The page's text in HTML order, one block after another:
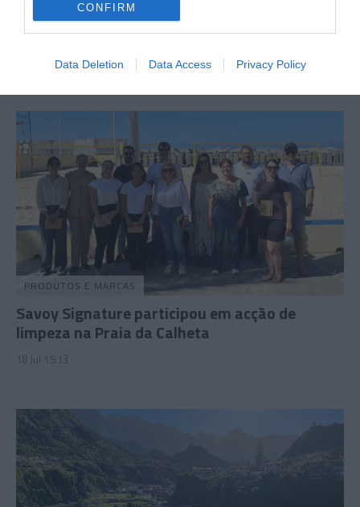
CONFIRM
Data Deletion Data Access Privacy Policy
Fluid no rooftop do Dorisol com Oscar C
21 Jul 15:38
PRODUTOS E MARCAS
Savoy Signature participou em acção de
limpeza na Praia da Calheta
18 Jul 15:13